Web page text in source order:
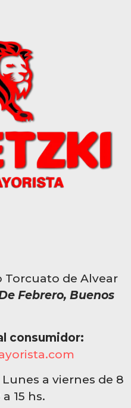
Torcuato de Alvear
Febrero, Buenos
consumidor:
Lunes a viernes de 8
15 hs.